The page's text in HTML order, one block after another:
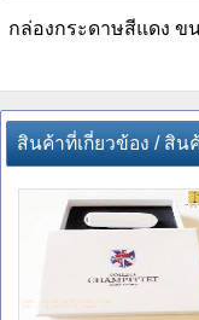
กล่องกระดาษสีแดง ข
สินค้าที่เกี่ยวข้อง / สิน